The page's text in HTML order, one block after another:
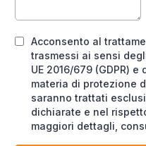
Acconsento al
trasmessi ai sensi
UE 2016/679 (GDPR)
materia di protezione
saranno trattati
dichiarate e nel
maggiori dettagli,